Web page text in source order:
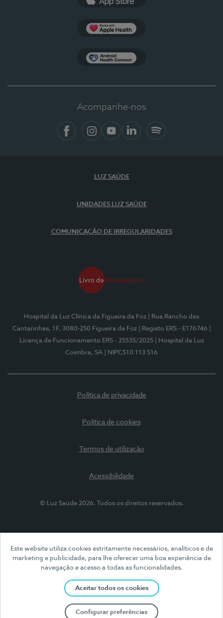
Este website utiliza cookies estritamente necessários, analíticos e de
marketing e publicidade, para lhe oferecer uma boa experiência de
navegação e acesso a todas as funcionalidades.
Aceitar todos os cookies
Configurar preferências
Acompanhe-nos
LUZ SAÚDE
UNIDADES LUZ SAÚDE
COMUNICAÇÃO DE IRREGULARIDADES
Hospital da Luz Clínica da Figueira da Foz
| Rua Rancho das
Cantarinhas, 1F, 3080-250 Figueira da Foz
| Registo ERS - E176746
Licença de Funcionamento ERS - 25535/2025
| Hospital da Luz
Coimbra, SA
| NIPC510 113 516
Política de privacidade
Política de cookies
Termos de utilização
Acessibilidade
© Luz Saúde 2026. Todos os direitos reservados.